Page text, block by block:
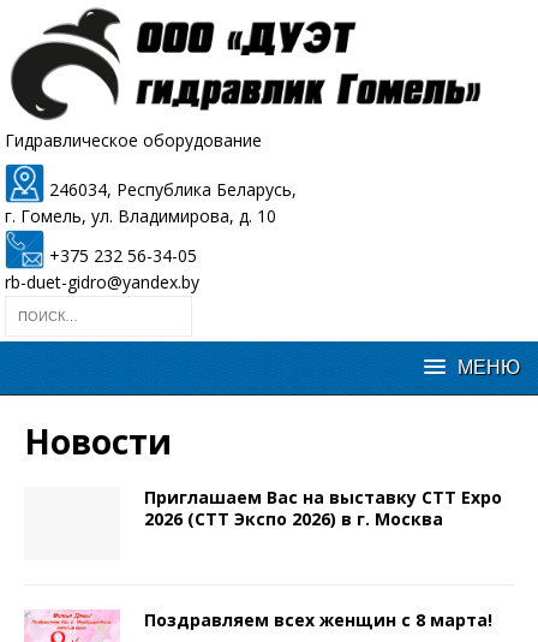
Гидравлическое оборудование
246034, Республика Беларусь,
г. Гомель, ул. Владимирова, д. 10
+375 232 56-34-05
rb-duet-gidro@yandex.by
Новости
Приглашаем Вас на выставку CTT Expo
2026 (СТТ Экспо 2026) в г. Москва
Поздравляем всех женщин с 8 марта!